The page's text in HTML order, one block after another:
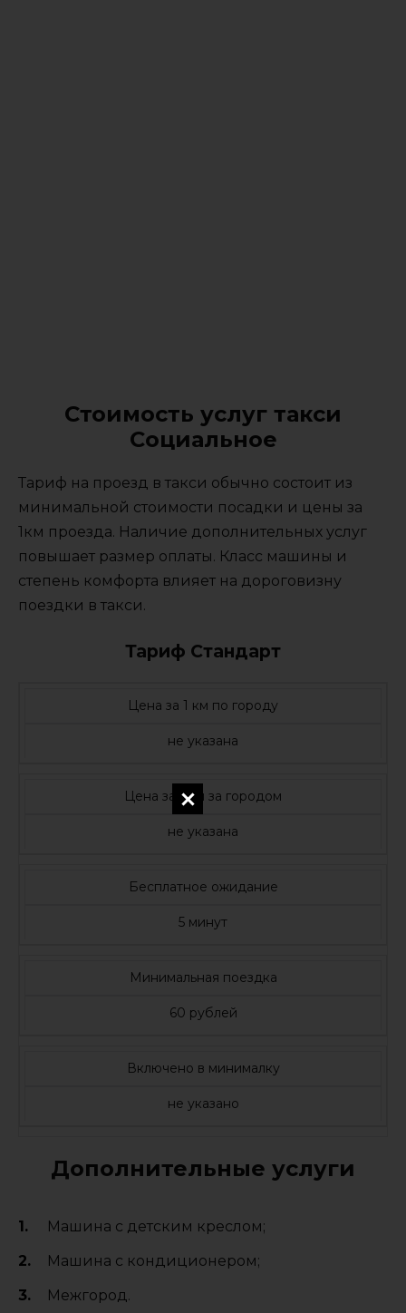
Стоимость услуг такси
Социальное
Тариф на проезд в такси обычно состоит из
минимальной стоимости посадки и цены за
1км проезда. Наличие дополнительных услуг
повышает размер оплаты. Класс машины и
степень комфорта влияет на дороговизну
поездки в такси.
Тариф Стандарт
Цена за 1 км по городу
не указана
Цена за 1 км за городом
не указана
Бесплатное ожидание
5 минут
Минимальная поездка
60 рублей
Включено в минималку
не указано
Дополнительные услуги
Машина с детским креслом;
Машина с кондиционером;
Межгород.